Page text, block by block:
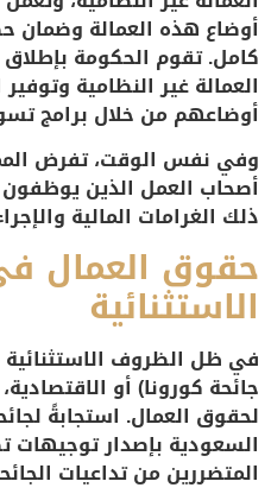
أوضاع هذه العمالة
كامل. تقوم الحكومة
العمالة غير النظامية
أوضاعهم من خلال برامج
وفي نفس الوقت، تفرض
أصحاب العمل الذين يوظفون
ذلك الغرامات المالية
حقوق العمال
الاستثنائية
في ظل الظروف الاستثنائية
جائحة كورونا) أو
لحقوق العمال. استجابةً
السعودية بإصدار
المتضررين من تداعيات